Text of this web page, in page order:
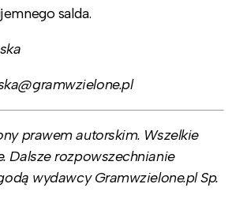
salda.
prawem autorskim. Wszelkie
Dalsze rozpowszechnianie
wydawcy Gramwzielone.pl Sp.